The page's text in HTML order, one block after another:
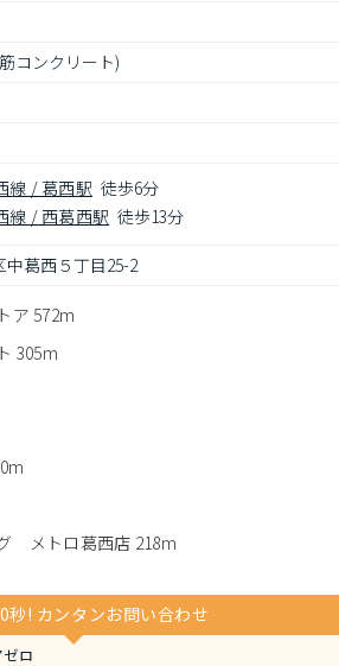
コンクリート)
線 / 葛西駅 徒歩6分
線 / 西葛西駅 徒歩13分
葛西５丁目25-2
ア 572m
305m
メトロ葛西店 218m
秒! カンタンお問い合わせ
ロ